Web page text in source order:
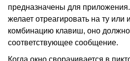
предназначены для
желает отреагировать на ту
комбинацию клавиш, оно должно
соответствующее сообщение.
Когда окно сворачивается в